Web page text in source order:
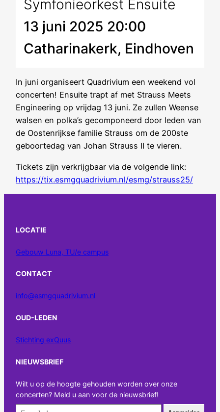
Symfonieorkest Ensuite
13 juni 2025 20:00
Catharinakerk, Eindhoven
In juni organiseert Quadrivium een weekend vol
concerten! Ensuite trapt af met Strauss Meets
Engineering op vrijdag 13 juni. Ze zullen Weense
walsen en polka’s gecomponeerd door leden van
de Oostenrijkse familie Strauss om de 200ste
geboortedag van Johan Strauss II te vieren.
Tickets zijn verkrijgbaar via de volgende link:
https://tix.esmgquadrivium.nl/esmg/strauss25/
LOCATIE
Gebouw Luna, TU/e campus
CONTACT
info@esmgquadrivium.nl
OUD-LEDEN
Stichting exQuus
NIEUWSBRIEF
Wilt u op de hoogte gehouden worden over onze
concerten? Meld u aan voor de nieuwsbrief!